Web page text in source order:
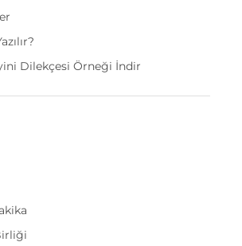
Dilekçesi Örneği İndir